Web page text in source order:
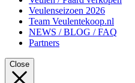
Veulenseizoen 2026
Team Veulentekoop.nl
NEWS / BLOG / FAQ
Partners
Close